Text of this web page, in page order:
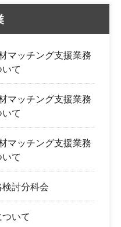
マッチング支援業務
て
マッチング支援業務
て
マッチング支援業務
て
討分科会
いて